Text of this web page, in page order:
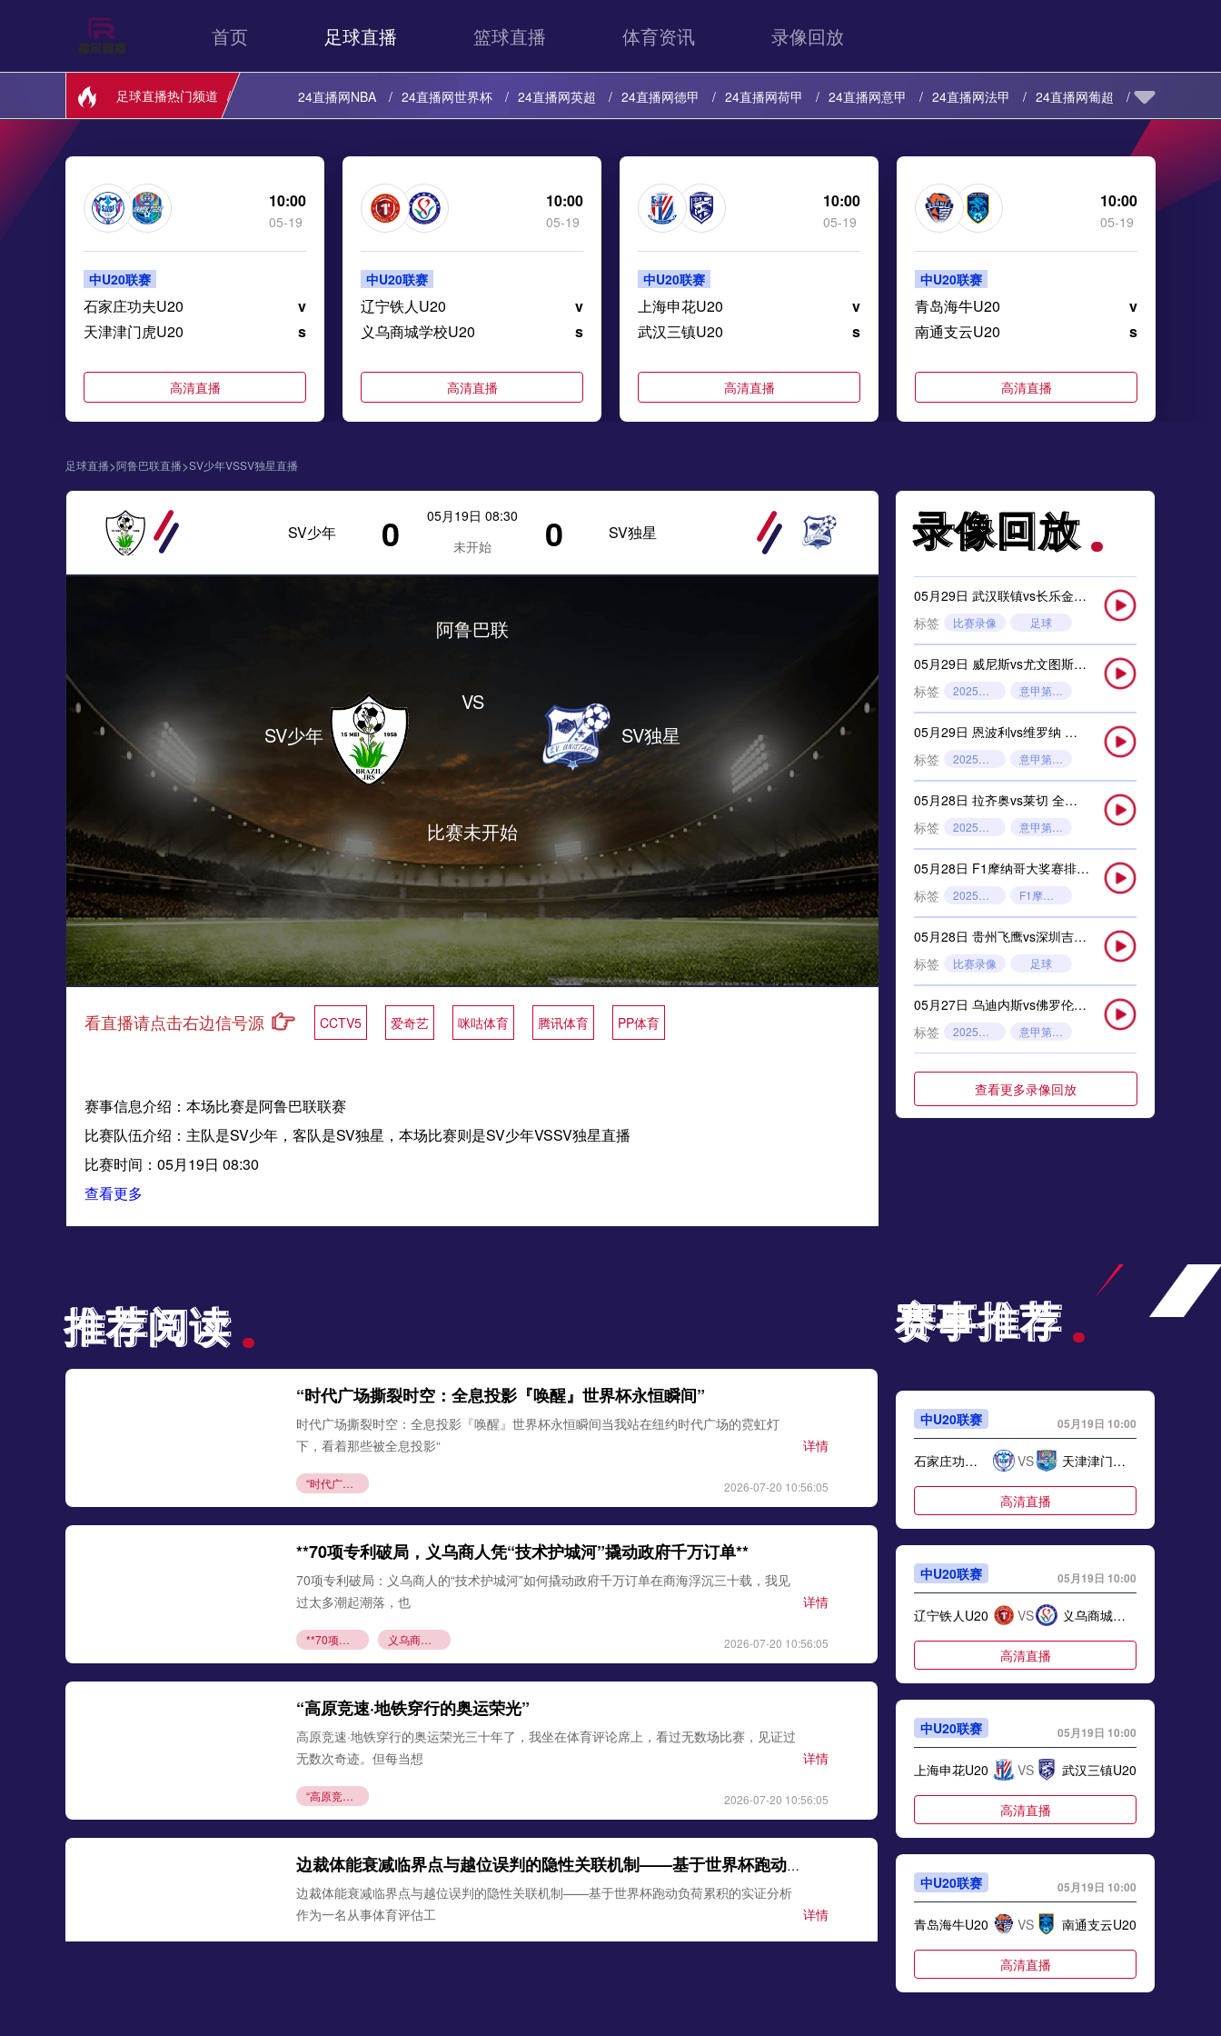
首页 足球直播 篮球直播 体育资讯 录像回放
足球直播热门频道 24直播网NBA 24直播网世界杯 24直播网英超 24直播网德甲 24直播网荷甲 24直播网意甲 24直播网法甲 24直播网葡超
24直播网美职业 24直播网巴西甲 24直播网荷乙 24直播网葡甲 24直播网意乙 24直播网韩K联
24直播网中甲 24直播网丹麦超 24直播网瑞典超
24直播网俄超 24直播网芬超 24直播网苏超
10:00
05-19
中U20联赛
石家庄功夫U20
v
天津津门虎U20
s
高清直播
10:00
05-19
中U20联赛
辽宁铁人U20
v
义乌商城学校U20
s
高清直播
10:00
05-19
中U20联赛
上海申花U20
v
武汉三镇U20
s
高清直播
10:00
05-19
中U20联赛
青岛海牛U20
v
南通支云U20
s
高清直播
足球直播>阿鲁巴联直播>SV少年VSSV独星直播
SV少年 0
05月19日 08:30
未开始
0 SV独星
SV少年
阿鲁巴联
VS
比赛未开始
SV独星
看直播请点击右边信号源 CCTV5 爱奇艺 咪咕体育 腾讯体育 PP体育
赛事信息介绍：本场比赛是阿鲁巴联联赛
比赛队伍介绍：主队是SV少年，客队是SV独星，本场比赛则是SV少年VSSV独星直播
比赛时间：05月19日 08:30
查看更多
录像回放
录像回放
05月29日 武汉联镇vs长乐金刚腿 全场录像
标签
比赛录像 足球
05月29日 威尼斯vs尤文图斯 全场录像回放
标签
05月29日 恩波利vs维罗纳 全场录像回放
标签
05月28日 拉齐奥vs莱切 全场录像回放
标签
05月28日 F1摩纳哥大奖赛排位赛 全场录像回放
标签
05月28日 贵州飞鹰vs深圳吉祥 全场录像
标签
比赛录像 足球
05月27日 乌迪内斯vs佛罗伦萨 全场录像回放
标签
05月27日 狼队vs布伦特福德 全场录像回放
标签
2025年5月26日 英超第38轮
标签
比赛录像 英超
05月26日 博洛尼亚vs热那亚 全场录像回放
标签
2025年5月24日 亚女冠杯决赛
05月25日 NHL西部决赛G2 埃德蒙顿油人vs达拉斯星 全场录像回放
标签
NHL西部决赛G2
05月25日 科莫vs国际米兰 全场录像回放
标签
2025年5月24日 意甲第38轮
05月24日 深圳青年人vs大连英博 全场录像回放
标签
2024年5月21日 足协杯第3轮
05月24日 利雅得胜利vs卡利杰 全场录像
标签
标签
NHL季后赛东部决赛G2
05月23日 05月21日NBA西部决赛G1 森林狼 - 雷霆 全场录像
标签
05月23日 利雅得胜利vs卡利杰 全场录像回放
标签
2025年5月22日 沙特联第33轮
查看更多录像回放
推荐阅读
推荐阅读
“时代广场撕裂时空：全息投影『唤醒』世界杯永恒瞬间”
时代广场撕裂时空：全息投影『唤醒』世界杯永恒瞬间当我站在纽约时代广场的霓虹灯
下，看着那些被全息投影“
详情
“时代广场撕裂时空：全息投影『唤醒』世界杯永恒瞬间” 2026-07-20 10:56:05
**70项专利破局，义乌商人凭“技术护城河”撬动政府千万订单**
70项专利破局：义乌商人的“技术护城河”如何撬动政府千万订单在商海浮沉三十载，我见
过太多潮起潮落，也
详情
**70项专利破局 义乌商人凭“技术护城河”撬动政府千万订单** 2026-07-20 10:56:05
“高原竞速·地铁穿行的奥运荣光”
高原竞速·地铁穿行的奥运荣光三十年了，我坐在体育评论席上，看过无数场比赛，见证过
无数次奇迹。但每当想
详情
“高原竞速·地铁穿行的奥运荣光” 2026-07-20 10:56:05
边裁体能衰减临界点与越位误判的隐性关联机制——基于世界杯跑动负荷累积的实证分析
边裁体能衰减临界点与越位误判的隐性关联机制——基于世界杯跑动负荷累积的实证分析
作为一名从事体育评估工
详情
赛事推荐
赛事推荐
中U20联赛 05月19日 10:00
石家庄功夫U20 VS 天津津门虎U20
高清直播
中U20联赛 05月19日 10:00
辽宁铁人U20 VS 义乌商城学校U20
高清直播
中U20联赛 05月19日 10:00
上海申花U20 VS 武汉三镇U20
高清直播
中U20联赛 05月19日 10:00
青岛海牛U20 VS 南通支云U20
高清直播